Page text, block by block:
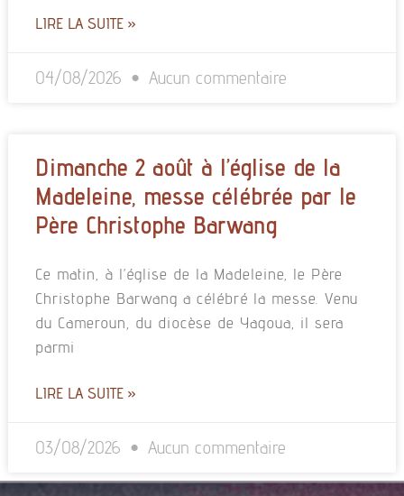
LIRE LA SUITE »
04/08/2026 Aucun commentaire
Dimanche 2 août à l’église de la
Madeleine, messe célébrée par le
Père Christophe Barwang
Ce matin, à l’église de la Madeleine, le Père
Christophe Barwang a célébré la messe. Venu
du Cameroun, du diocèse de Yagoua, il sera
parmi
LIRE LA SUITE »
03/08/2026 Aucun commentaire